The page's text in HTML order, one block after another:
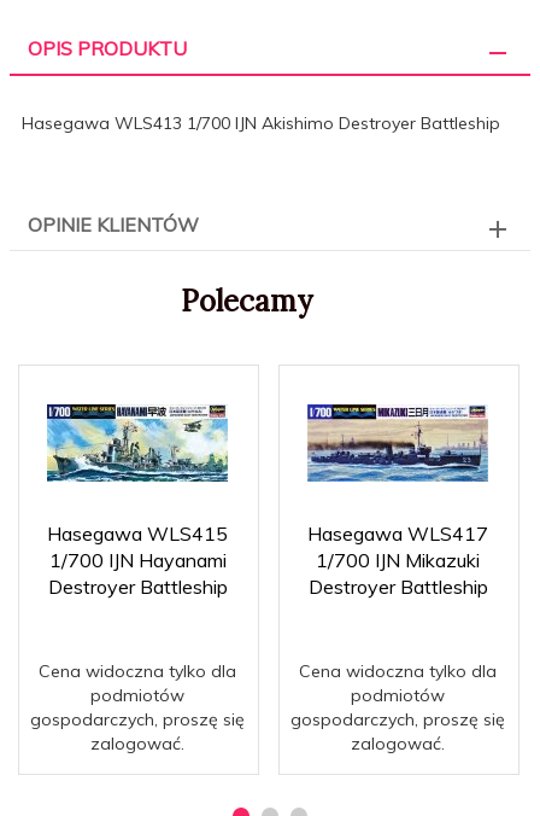
OPIS PRODUKTU
Hasegawa WLS413 1/700 IJN Akishimo Destroyer Battleship
OPINIE KLIENTÓW
Polecamy
Hasegawa WLS415
1/700 IJN Hayanami
Destroyer Battleship
Cena widoczna tylko dla
podmiotów
gospodarczych, proszę się
zalogować.
Hasegawa WLS417
1/700 IJN Mikazuki
Destroyer Battleship
Cena widoczna tylko dla
podmiotów
gospodarczych, proszę się
zalogować.